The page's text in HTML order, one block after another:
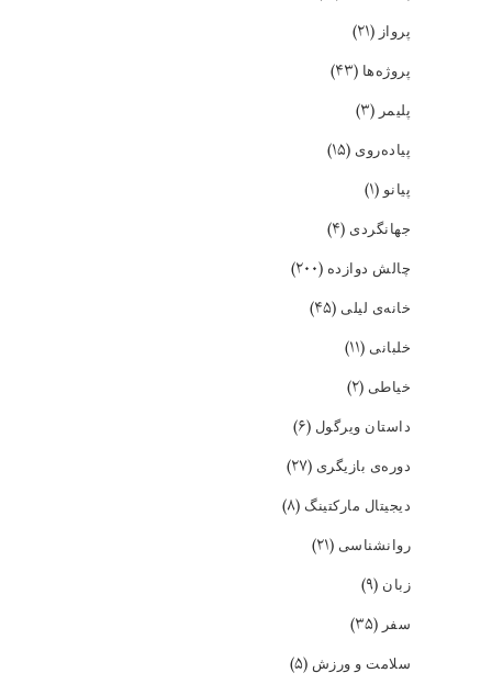
پرواز (۲۱)
پروژه‌ها (۴۳)
پلیمر (۳)
پیاده‌روی (۱۵)
پیانو(۱)
جهانگردی (۴)
چالش دوازده (۲۰۰)
خانه‌ی لیلی (۴۵)
خلبانی (۱۱)
خیاطی (۲)
داستان ویرگول (۶)
دوره‌ی بازیگری (۲۷)
دیجیتال مارکتینگ (۸)
روانشناسی (۲۱)
زبان (۹)
سفر (۳۵)
سلامت و ورزش (۵)